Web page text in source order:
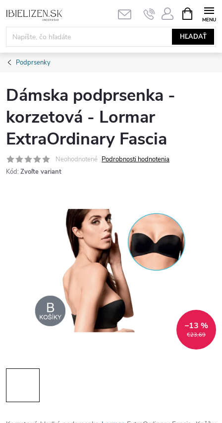
na
obsah
HĽADAŤ
KOŠÍK
Podprsenky
Dámska podprsenka -
korzetová - Lormar
ExtraOrdinary Fascia
Neohodnotené Podrobnosti hodnotenia
Kód: Zvoľte variant
€23,69
–13 %